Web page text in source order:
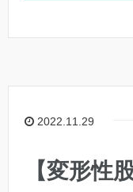
2022.11.29
【変形性